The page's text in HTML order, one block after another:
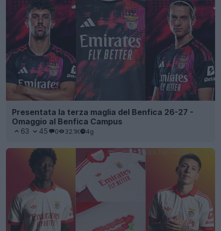
Presentata la terza maglia del Benfica 26-27 -
Omaggio al Benfica Campus
63 45 0 32.1K 4g